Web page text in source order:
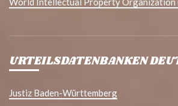
URTEILSDATENBANKEN
Justiz Baden-Württemberg